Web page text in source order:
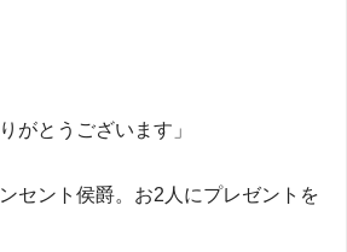
がとうございます」
セント侯爵。お2人にプレゼントを